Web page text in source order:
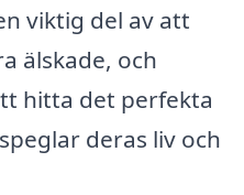
viktig del av att
älskade, och
hitta det perfekta
deras liv och